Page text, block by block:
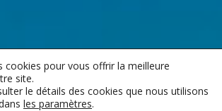
cookies pour vous offrir la meilleure
site.
le détails des cookies que nous utilisons
les paramètres.